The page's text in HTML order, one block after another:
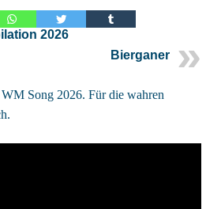
hier
2026
Bierganer
Song 2026. Für die wahren